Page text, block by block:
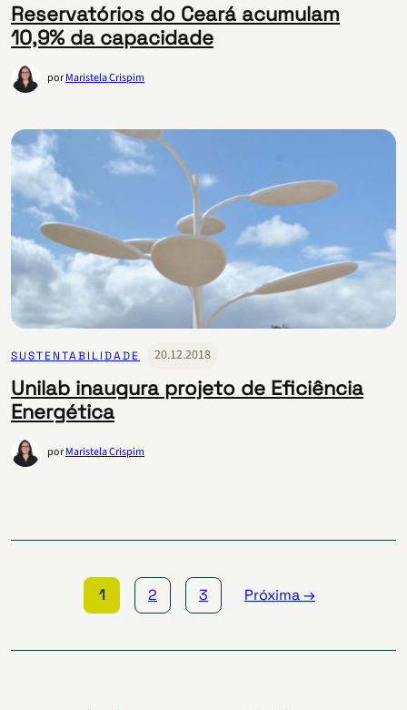
Reservatórios do Ceará acumulam
10,9% da capacidade
porMaristela Crispim
SUSTENTABILIDADE 20.12.2018
Unilab inaugura projeto de Eficiência
Energética
porMaristela Crispim
de
1 2 3 Próxima →